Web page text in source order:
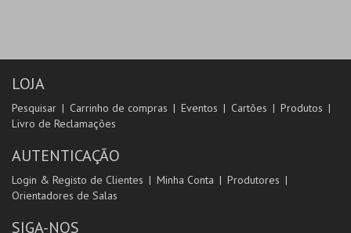
LOJA
Pesquisar Carrinho de compras Eventos Cartões
Produtos
Livro de Reclamações
AUTENTICAÇÃO
Login & Registo de Clientes Minha Conta
Produtores
Orientadores de Salas
SIGA-NOS